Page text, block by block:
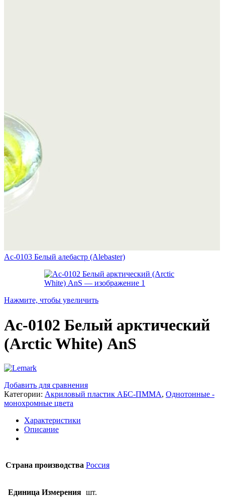
Ac-0103 Белый алебастр (Alebaster)
Нажмите, чтобы увеличить
Ac-0102 Белый арктический
(Arctic White) AnS
Добавить для сравнения
Категории: Акриловый пластик АБС-ПММА, Однотонные -
монохромные цвета
Характеристики
Описание
Страна производства Россия
Единица Измерения шт.